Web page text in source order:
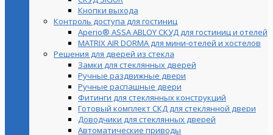
Кнопки выхода
Контроль доступа для гостиниц
Aperio® ASSA ABLOY СКУД для гостиниц и отелей
MATRIX AIR DORMA для мини-отелей и хостелов
Решения для дверей из стекла
Замки для стеклянных дверей
Ручные раздвижные двери
Ручные распашные двери
Фитинги для стеклянных конструкций
Готовый комплект СКД для стеклянной двери
Доводчики для стеклянных дверей
Автоматические приводы